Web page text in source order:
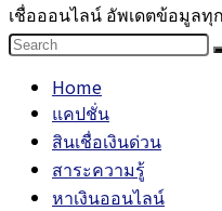
เชื่อออนไลน์ อัพเดตข้อมูลทุ
Home
แคปชั่น
สินเชื่อเงินด่วน
สาระความรู้
หาเงินออนไลน์